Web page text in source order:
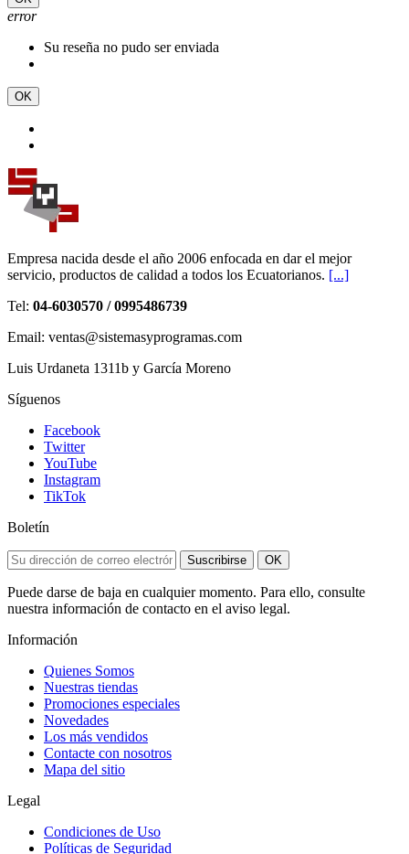
error
Su reseña no pudo ser enviada
OK
Empresa nacida desde el año 2006 enfocada en dar el mejor
servicio, productos de calidad a todos los Ecuatorianos. [...]
Tel: 04-6030570 / 0995486739
Email: ventas@sistemasyprogramas.com
Luis Urdaneta 1311b y García Moreno
Síguenos
Facebook
Twitter
YouTube
Instagram
TikTok
Boletín
Suscribirse OK
Puede darse de baja en cualquier momento. Para ello, consulte
nuestra información de contacto en el aviso legal.
Información
Quienes Somos
Nuestras tiendas
Promociones especiales
Novedades
Los más vendidos
Contacte con nosotros
Mapa del sitio
Legal
Condiciones de Uso
Políticas de Seguridad